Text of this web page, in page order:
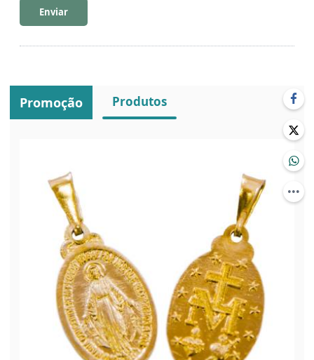
Enviar
Promoção Produtos